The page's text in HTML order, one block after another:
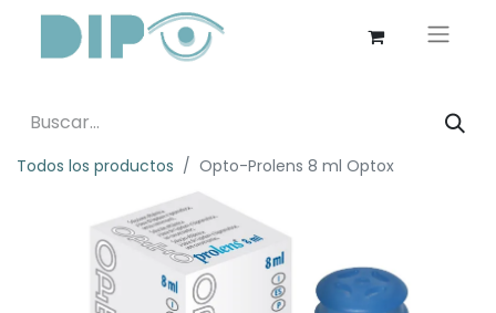
Todos los productos Opto-Prolens 8 ml Optox